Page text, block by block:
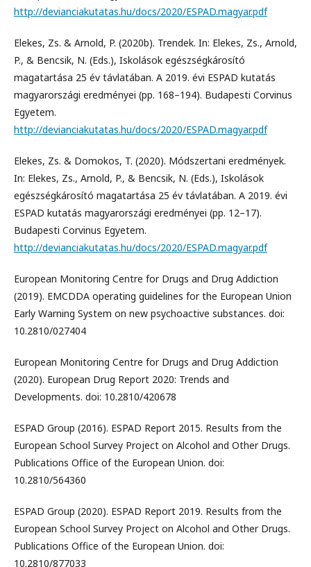
http://devianciakutatas.hu/docs/2020/ESPAD.magyar.pdf
Elekes, Zs. & Arnold, P. (2020b). Trendek. In: Elekes, Zs., Arnold,
P., & Bencsik, N. (Eds.), Iskolások egészségkárosító
magatartása 25 év távlatában. A 2019. évi ESPAD kutatás
magyarországi eredményei (pp. 168–194). Budapesti Corvinus
Egyetem.
http://devianciakutatas.hu/docs/2020/ESPAD.magyar.pdf
Elekes, Zs. & Domokos, T. (2020). Módszertani eredmények.
In: Elekes, Zs., Arnold, P., & Bencsik, N. (Eds.), Iskolások
egészségkárosító magatartása 25 év távlatában. A 2019. évi
ESPAD kutatás magyarországi eredményei (pp. 12–17).
Budapesti Corvinus Egyetem.
http://devianciakutatas.hu/docs/2020/ESPAD.magyar.pdf
European Monitoring Centre for Drugs and Drug Addiction
(2019). EMCDDA operating guidelines for the European Union
Early Warning System on new psychoactive substances. doi:
10.2810/027404
European Monitoring Centre for Drugs and Drug Addiction
(2020). European Drug Report 2020: Trends and
Developments. doi: 10.2810/420678
ESPAD Group (2016). ESPAD Report 2015. Results from the
European School Survey Project on Alcohol and Other Drugs.
Publications Office of the European Union. doi:
10.2810/564360
ESPAD Group (2020). ESPAD Report 2019. Results from the
European School Survey Project on Alcohol and Other Drugs.
Publications Office of the European Union. doi:
10.2810/877033